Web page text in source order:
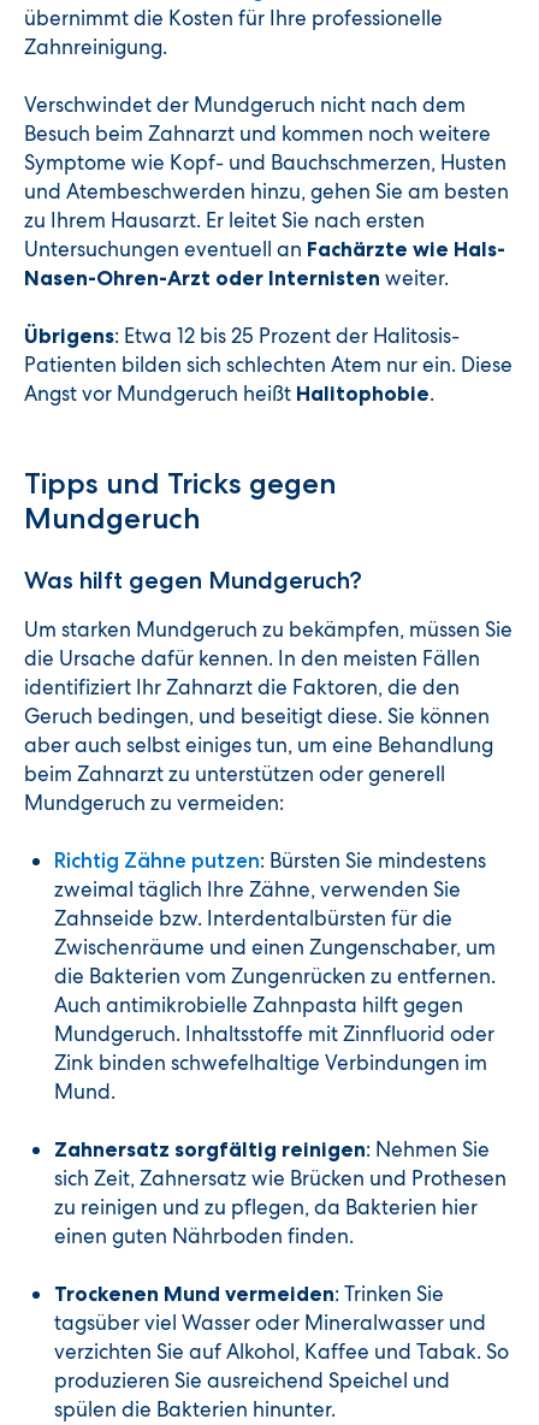
übernimmt die Kosten für Ihre professionelle
Zahnreinigung.
Verschwindet der Mundgeruch nicht nach dem
Besuch beim Zahnarzt und kommen noch weitere
Symptome wie Kopf- und Bauchschmerzen, Husten
und Atembeschwerden hinzu, gehen Sie am besten
zu Ihrem Hausarzt. Er leitet Sie nach ersten
Untersuchungen eventuell an Fachärzte wie Hals-
Nasen-Ohren-Arzt oder Internisten weiter.
Übrigens: Etwa 12 bis 25 Prozent der Halitosis-
Patienten bilden sich schlechten Atem nur ein. Diese
Angst vor Mundgeruch heißt Halitophobie.
Tipps und Tricks gegen
Mundgeruch
Was hilft gegen Mundgeruch?
Um starken Mundgeruch zu bekämpfen, müssen Sie
die Ursache dafür kennen. In den meisten Fällen
identifiziert Ihr Zahnarzt die Faktoren, die den
Geruch bedingen, und beseitigt diese. Sie können
aber auch selbst einiges tun, um eine Behandlung
beim Zahnarzt zu unterstützen oder generell
Mundgeruch zu vermeiden:
Richtig Zähne putzen: Bürsten Sie mindestens
zweimal täglich Ihre Zähne, verwenden Sie
Zahnseide bzw. Interdentalbürsten für die
Zwischenräume und einen Zungenschaber, um
die Bakterien vom Zungenrücken zu entfernen.
Auch antimikrobielle Zahnpasta hilft gegen
Mundgeruch. Inhaltsstoffe mit Zinnfluorid oder
Zink binden schwefelhaltige Verbindungen im
Mund.
Zahnersatz sorgfältig reinigen: Nehmen Sie
sich Zeit, Zahnersatz wie Brücken und Prothesen
zu reinigen und zu pflegen, da Bakterien hier
einen guten Nährboden finden.
Trockenen Mund vermeiden: Trinken Sie
tagsüber viel Wasser oder Mineralwasser und
verzichten Sie auf Alkohol, Kaffee und Tabak. So
produzieren Sie ausreichend Speichel und
spülen die Bakterien hinunter.